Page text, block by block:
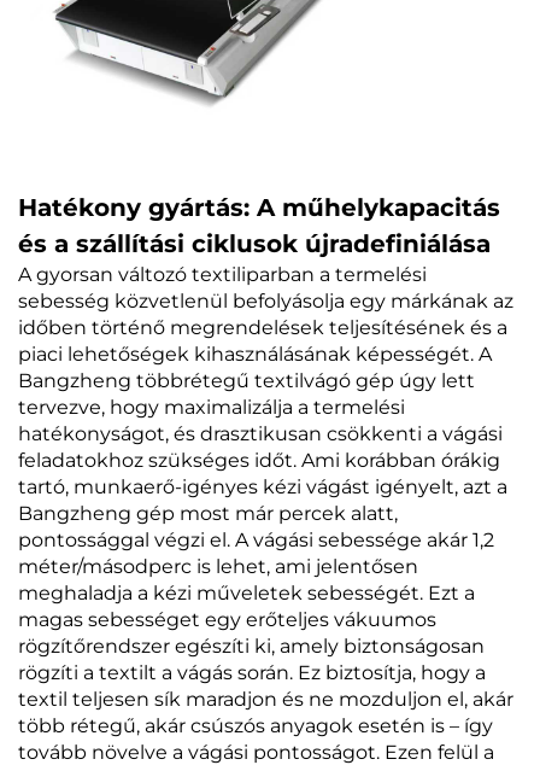
Hatékony gyártás: A műhelykapacitás
és a szállítási ciklusok újradefiniálása
A gyorsan változó textiliparban a termelési
sebesség közvetlenül befolyásolja egy márkának az
időben történő megrendelések teljesítésének és a
piaci lehetőségek kihasználásának képességét. A
Bangzheng többrétegű textilvágó gép úgy lett
tervezve, hogy maximalizálja a termelési
hatékonyságot, és drasztikusan csökkenti a vágási
feladatokhoz szükséges időt. Ami korábban órákig
tartó, munkaerő-igényes kézi vágást igényelt, azt a
Bangzheng gép most már percek alatt,
pontossággal végzi el. A vágási sebessége akár 1,2
méter/másodperc is lehet, ami jelentősen
meghaladja a kézi műveletek sebességét. Ezt a
magas sebességet egy erőteljes vákuumos
rögzítőrendszer egészíti ki, amely biztonságosan
rögzíti a textilt a vágás során. Ez biztosítja, hogy a
textil teljesen sík maradjon és ne mozduljon el, akár
több rétegű, akár csúszós anyagok esetén is – így
tovább növelve a vágási pontosságot. Ezen felül a